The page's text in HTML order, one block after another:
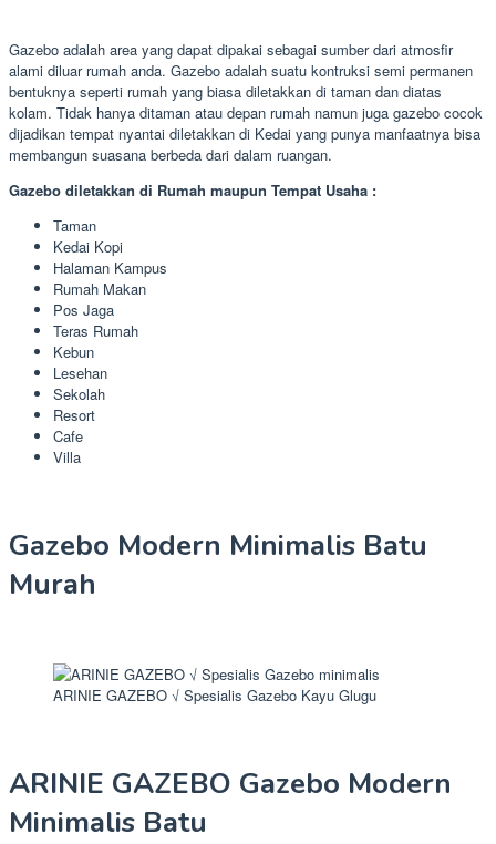
Gazebo adalah area yang dapat dipakai sebagai sumber dari atmosfir
alami diluar rumah anda. Gazebo adalah suatu kontruksi semi permanen
bentuknya seperti rumah yang biasa diletakkan di taman dan diatas
kolam. Tidak hanya ditaman atau depan rumah namun juga gazebo cocok
dijadikan tempat nyantai diletakkan di Kedai yang punya manfaatnya bisa
membangun suasana berbeda dari dalam ruangan.
Gazebo diletakkan di Rumah maupun Tempat Usaha :
Taman
Kedai Kopi
Halaman Kampus
Rumah Makan
Pos Jaga
Teras Rumah
Kebun
Lesehan
Sekolah
Resort
Cafe
Villa
Gazebo Modern Minimalis Batu
Murah
ARINIE GAZEBO √ Spesialis Gazebo Kayu Glugu
ARINIE GAZEBO Gazebo Modern
Minimalis Batu